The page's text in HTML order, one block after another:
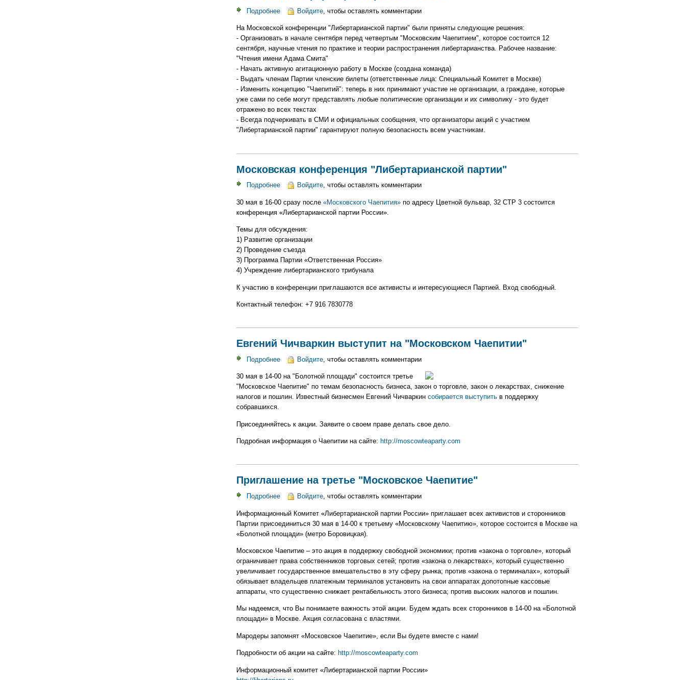
Подробнее
итогах
конференции
Партии
в
Москве
Войдите , чтобы оставлять комментарии
На Московской конференции "Либертарианской партии" были приняты следующие решения:
- Организовать в начале сентября перед четвертым "Московским Чаепитием", которое состоится 12
сентября, научные чтения по практике и теории распространения либертарианства. Рабочее название:
"Чтения имени Адама Смита"
- Начать активную агитационную работу в Москве (создана команда)
- Выдать членам Партии членские билеты (ответственные лица: Специальный Комитет в Москве)
- Изменить концепцию "Чаепитий": теперь в них принимают участие не организации, а граждане, которые
уже сами по себе могут представлять любые политические организации и их символику - это будет
отражено во всех текстах
- Всегда подчеркивать в СМИ и официальных сообщения, что организаторы акций с участием
"Либертарианской партии" гарантируют полную безопасность всем участникам.
Московская конференция "Либертарианской партии"
Подробнее
конференция
"Либертарианской
Войдите, чтобы оставлять комментарии
30 мая в 16-00 сразу после «Московского Чаепития» по адресу Цветной бульвар, 32 СТР 3 состоится
конференция «Либертарианской партии России».
Темы для обсуждения:
1) Развитие организации
2) Проведение съезда
3) Программа Партии «Ответственная Россия»
4) Учреждение либертарианского трибунала
К участию в конференции приглашаются все активисты и интересующиеся Партией. Вход свободный.
Контактный телефон: +7 916 7830778
Евгений Чичваркин выступит на "Московском Чаепитии"
Подробнее
Чичваркин
выступит
на
Войдите , чтобы оставлять комментарии
30 мая в 14-00 на "Болотной площади" состоится третье
"Московское Чаепитие" по темам безопасность бизнеса, закон о торговле, закон о лекарствах, снижение
налогов и пошлин. Известный бизнесмен Евгений Чичваркин собирается выступить в поддержку
собравшихся.
Присоединяйтесь к акции. Заявите о своем праве делать свое дело.
Подробная информация о Чаепитии на сайте: http://moscowteaparty.com
Приглашение на третье "Московское Чаепитие"
Подробнее
на
третье
"Московское
Войдите, чтобы оставлять комментарии
Информационный Комитет «Либертарианской партии России» приглашает всех активистов и сторонников
Партии присоединиться 30 мая в 14-00 к третьему «Московскому Чаепитию», которое состоится в Москве на
«Болотной площади» (метро Боровицкая).
Московское Чаепитие – это акция в поддержку свободной экономики; против «закона о торговле», который
ограничивает права собственников торговых сетей; против «закона о лекарствах», который существенно
увеличивает государственное вмешательство в эту сферу рынка; против «закона о терминалах», который
обязывает владельцев платежным терминалов установить на свои аппаратах допотопные кассовые
аппараты, что существенно снижает рентабельность этого бизнеса; против высоких налогов и пошлин.
Мы надеемся, что Вы понимаете важность этой акции. Будем ждать всех сторонников в 14-00 на «Болотной
площади» в Москве. Акция согласована с властями.
Мародеры запомнят «Московское Чаепитие», если Вы будете вместе с нами!
Подробности об акции на сайте: http://moscowteaparty.com
Информационный комитет «Либертарианской партии России»